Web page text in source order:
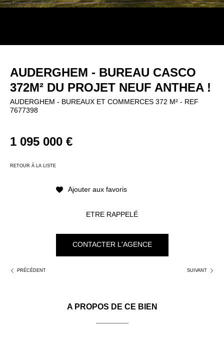
Actualités
CARRIÈRES
Consultez vos favoris
AUDERGHEM - BUREAU CASCO
372M² DU PROJET NEUF ANTHEA !
AUDERGHEM - BUREAUX ET COMMERCES 372 M² - REF
7677398
1 095 000 €
RETOUR À LA LISTE
Ajouter aux favoris
ETRE RAPPELÉ
CONTACTER L'AGENCE
PRÉCÉDENT SUIVANT
A PROPOS DE CE BIEN